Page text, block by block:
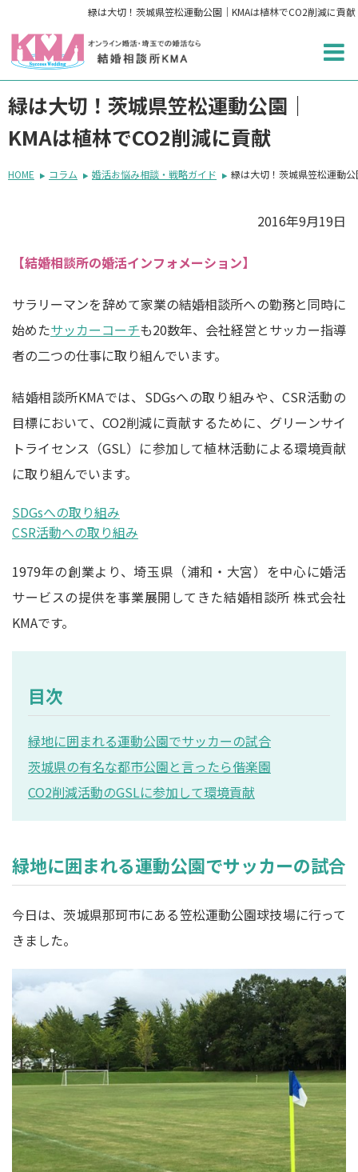
緑は大切！茨城県笠松運動公園｜KMAは植林でCO2削減に貢献
緑は大切！茨城県笠松運動公園｜
KMAは植林でCO2削減に貢献
HOME コラム 婚活お悩み相談・戦略ガイド 緑は大切！茨城県笠松運動
2016年9月19日
【結婚相談所の婚活インフォメーション】
サラリーマンを辞めて家業の結婚相談所への勤務と同時に
始めたサッカーコーチも20数年、会社経営とサッカー指導
者の二つの仕事に取り組んでいます。
結婚相談所KMAでは、SDGsへの取り組みや、CSR活動の
目標において、CO2削減に貢献するために、グリーンサイ
トライセンス（GSL）に参加して植林活動による環境貢献
に取り組んでいます。
SDGsへの取り組み
CSR活動への取り組み
1979年の創業より、埼玉県（浦和・大宮）を中心に婚活
サービスの提供を事業展開してきた結婚相談所 株式会社
KMAです。
目次
緑地に囲まれる運動公園でサッカーの試合
茨城県の有名な都市公園と言ったら偕楽園
CO2削減活動のGSLに参加して環境貢献
緑地に囲まれる運動公園でサッカーの試合
今日は、茨城県那珂市にある笠松運動公園球技場に行って
きました。